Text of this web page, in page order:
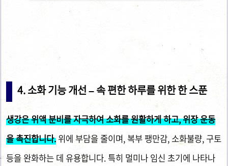
4. 소화 기능 개선 – 속 편한 하루를 위한 한 스푼
생강은 위액 분비를 자극하여 소화를 원활하게 하고, 위장 운동
을 촉진합니다. 위에 부담을 줄이며, 복부 팽만감, 소화불량, 구토
등을 완화하는 데 유용합니다. 특히 멀미나 임신 초기에 나타나